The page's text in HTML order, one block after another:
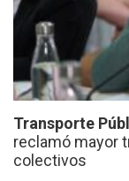
Transporte
reclamó mayor
colectivos